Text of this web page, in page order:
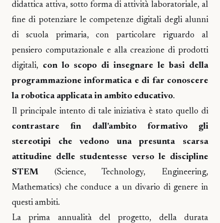
didattica attiva, sotto forma di attività laboratoriale, al
fine di potenziare le competenze digitali degli alunni
di scuola primaria, con particolare riguardo al
pensiero computazionale e alla creazione di prodotti
digitali, con lo scopo di insegnare le basi della
programmazione informatica e di far conoscere
la robotica applicata in ambito educativo.
Il principale intento di tale iniziativa è stato quello di
contrastare fin dall’ambito formativo gli
stereotipi che vedono una presunta scarsa
attitudine delle studentesse verso le discipline
STEM (Science, Technology, Engineering,
Mathematics) che conduce a un divario di genere in
questi ambiti.
La prima annualità del progetto, della durata